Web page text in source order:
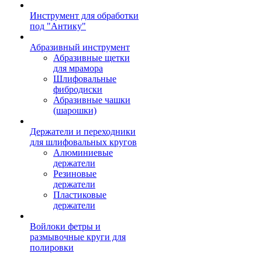
Инструмент для обработки
под "Антику"
Абразивный инструмент
Абразивные щетки
для мрамора
Шлифовальные
фибродиски
Абразивные чашки
(шарошки)
Держатели и переходники
для шлифовальных кругов
Алюминиевые
держатели
Резиновые
держатели
Пластиковые
держатели
Войлоки фетры и
размывочные круги для
полировки